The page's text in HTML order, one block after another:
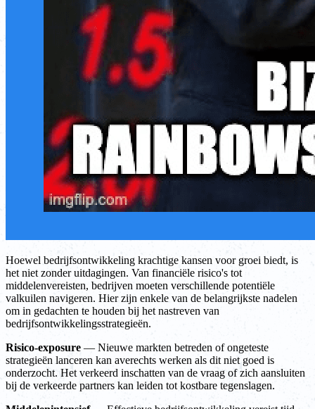
Hoewel bedrijfsontwikkeling krachtige kansen voor groei biedt, is
het niet zonder uitdagingen. Van financiële risico's tot
middelenvereisten, bedrijven moeten verschillende potentiële
valkuilen navigeren. Hier zijn enkele van de belangrijkste nadelen
om in gedachten te houden bij het nastreven van
bedrijfsontwikkelingsstrategieën.
Risico-exposure— Nieuwe markten betreden of ongeteste
strategieën lanceren kan averechts werken als dit niet goed is
onderzocht. Het verkeerd inschatten van de vraag of zich aansluiten
bij de verkeerde partners kan leiden tot kostbare tegenslagen.